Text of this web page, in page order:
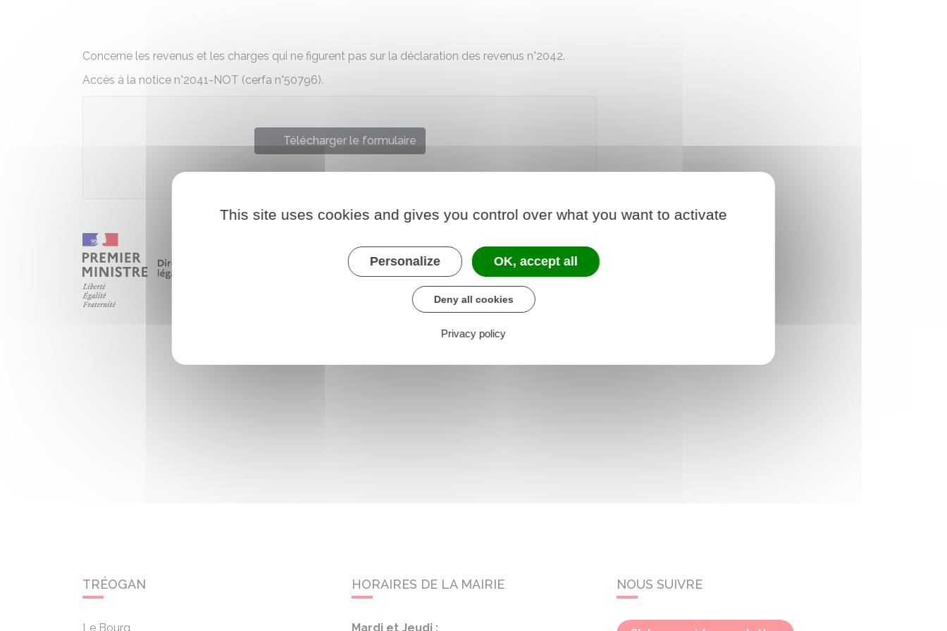
Concerne les revenus et les charges qui ne figurent pas sur la déclaration des revenus n°2042.
Accès à la notice n°2041-NOT (cerfa n°50796).
Télécharger le formulaire
TRÉOGAN
Le Bourg
HORAIRES DE LA MAIRIE
Mardi et Jeudi :
NOUS SUIVRE
This site uses cookies and gives you control over what you want to activate
Personalize OK, accept all
Deny all cookies
Privacy policy